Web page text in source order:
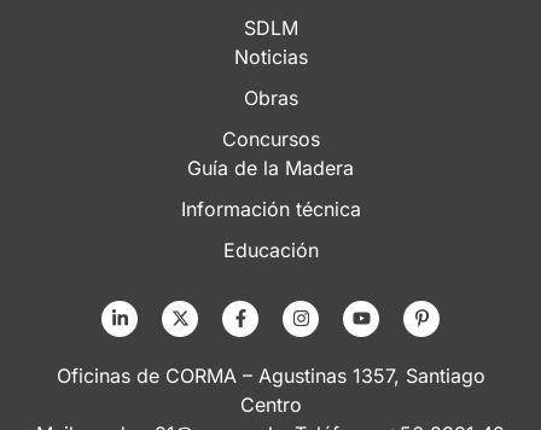
SDLM
Noticias
Obras
Concursos
Guía de la Madera
Información técnica
Educación
Oficinas de CORMA – Agustinas 1357, Santiago
Centro